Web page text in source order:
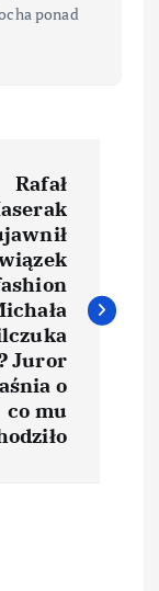
ponad
Rafał
Juror
o
co mu